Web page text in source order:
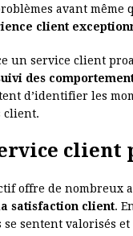
avant même
client
un service client
des
d’identifier les
client.
offre de nombreux
satisfaction client.
sentent valorisés